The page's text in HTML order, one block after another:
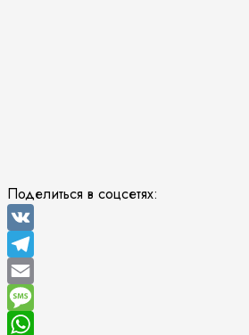
Поделиться в соцсетях:
VK
Telegram
Email
Message